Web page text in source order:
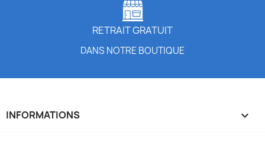
RETRAIT GRATUIT
DANS NOTRE BOUTIQUE
INFORMATIONS 